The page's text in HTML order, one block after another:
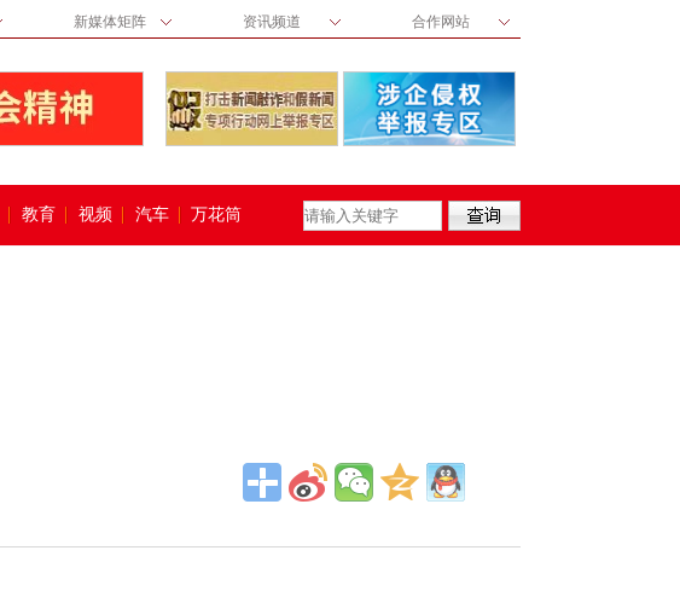
新媒体矩阵 资讯频道 合作网站
教育 视频 汽车 万花筒